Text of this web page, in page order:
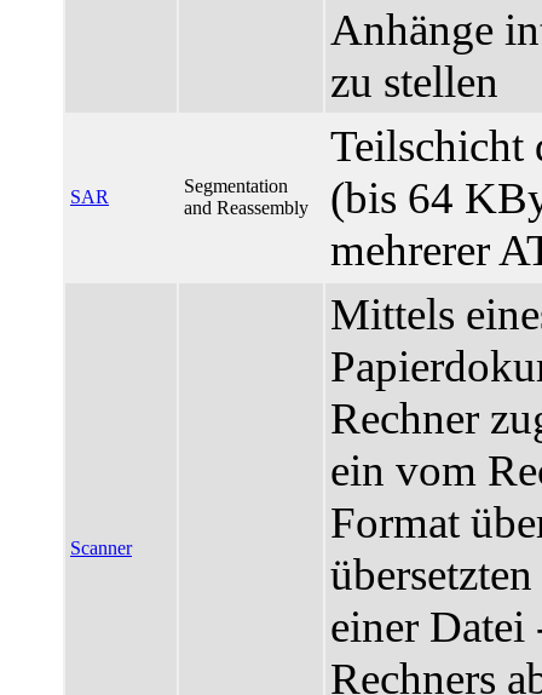
Anhänge
zu stellen
SAR
Segmentation
and Reassembly
Teilschicht
(bis 64
mehrerer
Scanner
Mittels
Rechner
ein vom
Format
einer Datei
Rechners